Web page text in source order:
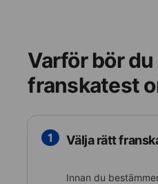
Varför bör
franskatest
1 Välja rätt
Innan du